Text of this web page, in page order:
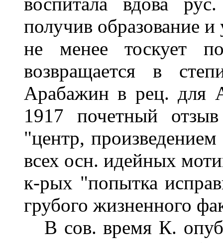
получив образование и
не менее тоскует
возвращается в
Арабажин в рец. для
1917 почетный
"центр,
всех осн. идейных
к-рых "попытка
грубого жизненного
В сов. время К.